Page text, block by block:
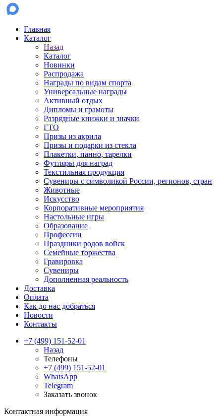
Главная
Каталог
Назад
Каталог
Новинки
Распродажа
Награды по видам спорта
Универсальные награды
Активный отдых
Дипломы и грамоты
Разрядные книжки и значки
ГТО
Призы из акрила
Призы и подарки из стекла
Плакетки, панно, тарелки
Футляры для наград
Текстильная продукция
Сувениры с символикой России, регионов, стран
Животные
Искусство
Корпоративные мероприятия
Настольные игры
Образование
Профессии
Праздники родов войск
Семейные торжества
Гравировка
Сувениры
Дополненная реальность
Доставка
Оплата
Как до нас добраться
Новости
Контакты
+7 (499) 151-52-01
Назад
Телефоны
+7 (499) 151-52-01
WhatsApp
Telegram
Заказать звонок
Контактная информация